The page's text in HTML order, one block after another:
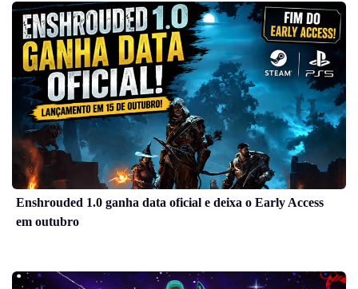
Enshrouded 1.0 ganha data oficial e deixa o Early Access
em outubro